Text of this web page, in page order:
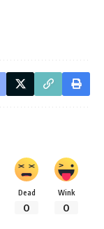
Dead
0
Wink
0